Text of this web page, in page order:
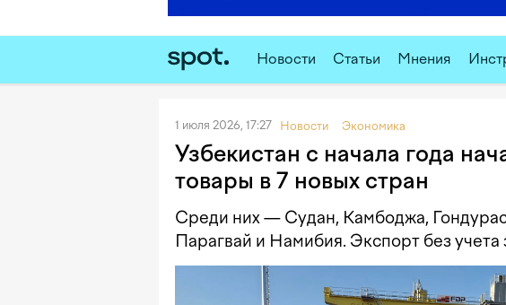
Новости Статьи Мнения
1 июля 2026, 17:27 Новости Экономика
Узбекистан с начала года
товары в 7 новых стран
Среди них — Судан, Камбоджа,
Парагвай и Намибия. Экспорт без учета